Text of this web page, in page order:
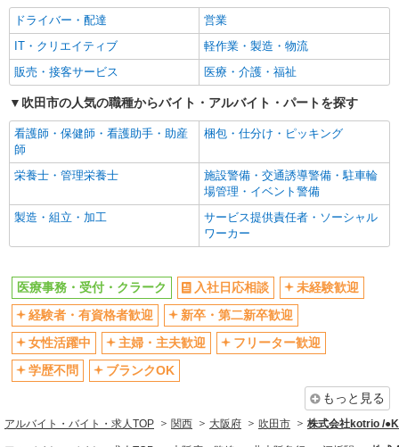
経験者・有資格者歓迎
新卒・第二新卒歓迎
女性活躍中
主婦・主夫歓迎
フリーター歓迎
学歴不問
ブランクOK
ミドル（40代～）活躍中
エルダー（50代～）活躍中
シニア（60代～）活躍中
高収入・高額
ボーナス・賞与あり
昇給あり
完全週休2日制
禁煙・分煙
駅直結・駅チカ
車通勤OK
自転車通勤OK
社会保険あり
産休・育休取得実績あり
退職金・財形貯蓄制度あり
各種手当（家族・役職・インセン
ティブなど）あり
制服貸与
資格取得支援制度あり
同じ職種から求人を探す
ドライバー・配達
営業
IT・クリエイティブ
軽作業・製造・物流
販売・接客サービス
医療・介護・福祉
吹田市の人気の職種からバイト・アルバイト・パートを探す
看護師・保健師・看護助手・助産
師
梱包・仕分け・ピッキング
栄養士・管理栄養士
施設警備・交通誘導警備・駐車輪
場管理・イベント警備
製造・組立・加工
サービス提供責任者・ソーシャル
ワーカー
医療事務・受付・クラーク 入社日応相談
未経験歓迎
経験者・有資格者歓迎
新卒・第二新卒歓迎
女性活躍中
主婦・主夫歓迎
フリーター歓迎
学歴不問
ブランクOK
もっと見る
アルバイト・バイト・求人TOP 関西 大阪府 吹田市 株式会社kotrio /